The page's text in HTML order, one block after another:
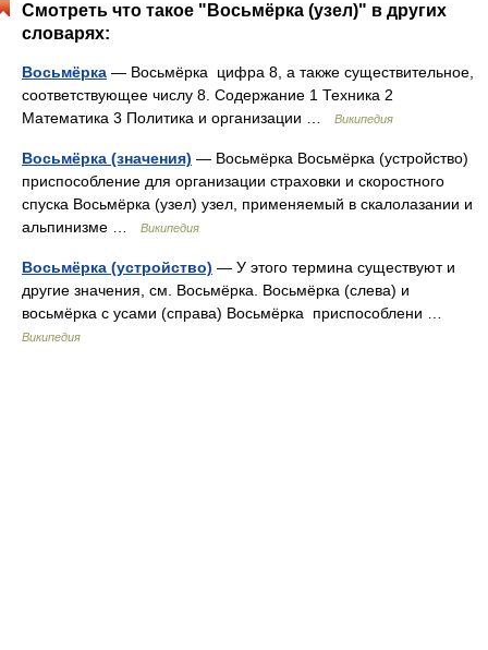
Смотреть что такое "Восьмёрка (узел)" в других
словарях:
Восьмёрка — Восьмёрка цифра 8, а также существительное,
соответствующее числу 8. Содержание 1 Техника 2
Математика 3 Политика и организации …
Википедия
Восьмёрка (значения) — Восьмёрка Восьмёрка (устройство)
приспособление для организации страховки и скоростного
спуска Восьмёрка (узел) узел, применяемый в скалолазании и
альпинизме …
Википедия
Восьмёрка (устройство) — У этого термина существуют и
другие значения, см. Восьмёрка. Восьмёрка (слева) и
восьмёрка с усами (справа) Восьмёрка приспособлени …
Википедия